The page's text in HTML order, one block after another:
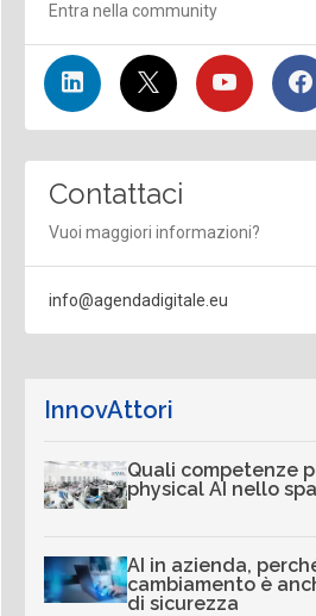
Entra nella community
Contattaci
Vuoi maggiori informazioni?
info@agendadigitale.eu
InnovAttori
Quali competenze
physical AI nello
AI in azienda,
cambiamento è
di sicurezza